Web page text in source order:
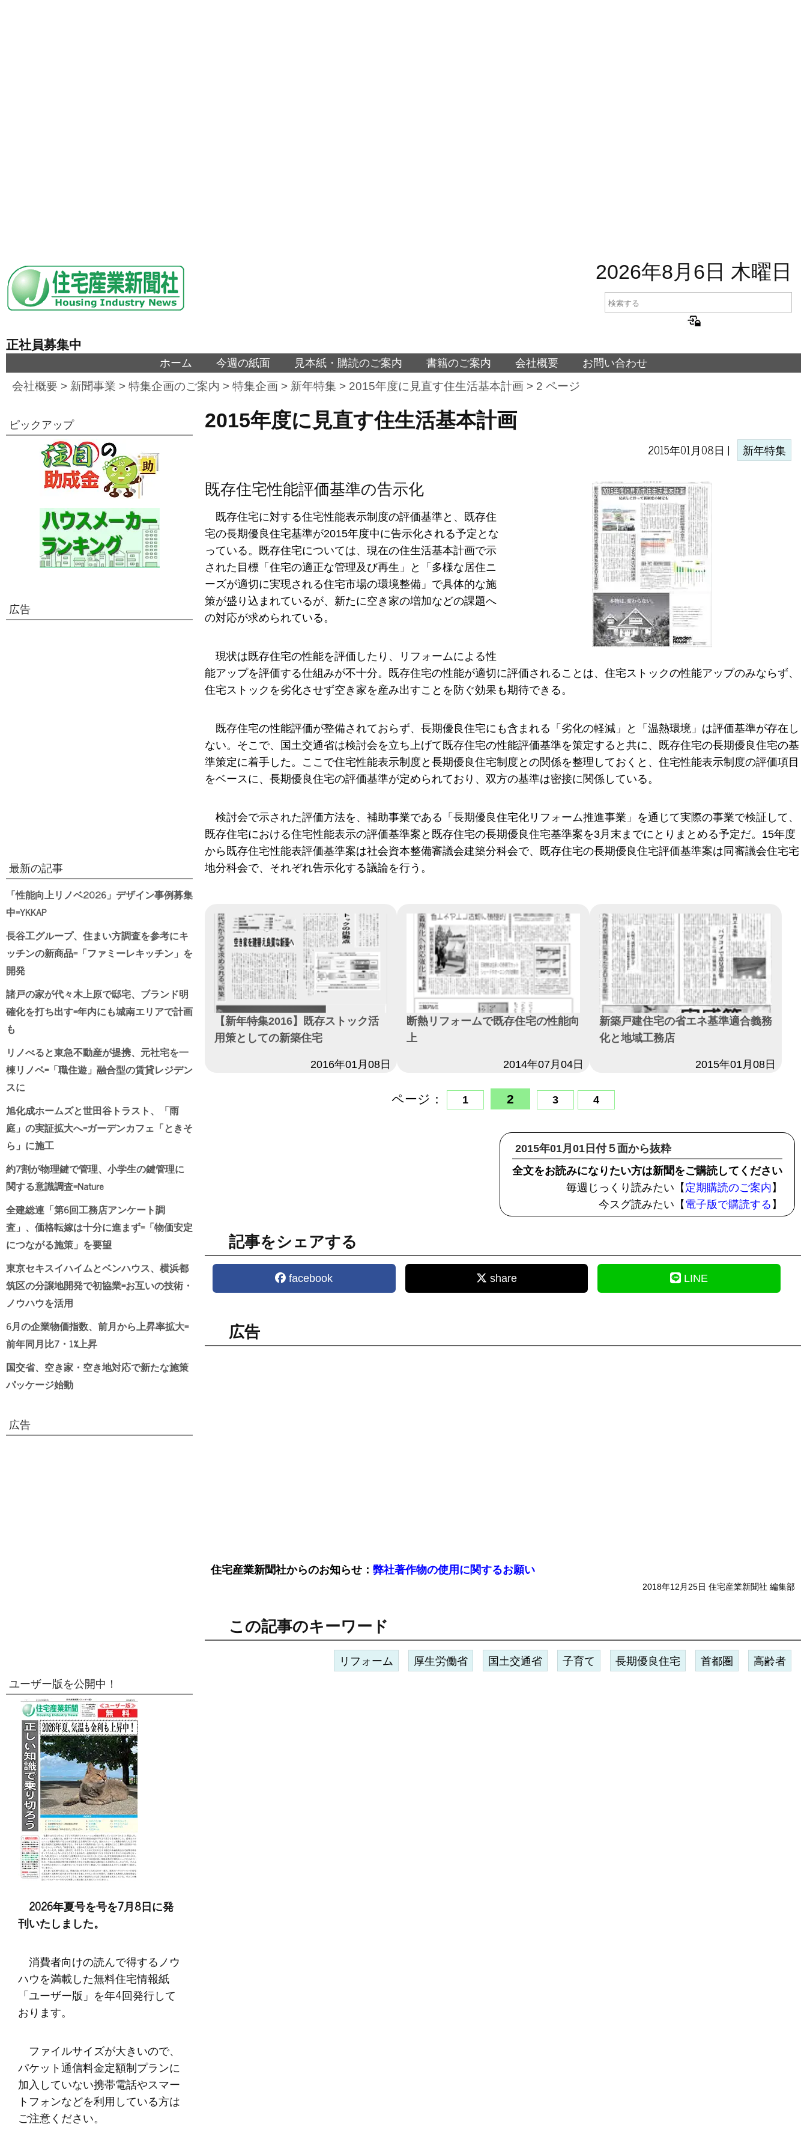
2026年8月6日 木曜日
正社員募集中
ホーム 今週の紙面 見本紙・購読のご案内 書籍のご案内 会社概要 お問い合わせ
会社概要 > 新聞事業 > 特集企画のご案内 > 特集企画 > 新年特集 > 2015年度に見直す住生活基本計画 > 2 ページ
2015年度に見直す住生活基本計画
2015年01月08日 | 新年特集
既存住宅性能評価基準の告示化
既存住宅に対する住宅性能表示制度の評価基準と、既存住
宅の長期優良住宅基準が2015年度中に告示化される予定とな
っている。既存住宅については、現在の住生活基本計画で示
された目標「住宅の適正な管理及び再生」と「多様な居住ニ
ーズが適切に実現される住宅市場の環境整備」で具体的な施
策が盛り込まれているが、新たに空き家の増加などの課題へ
の対応が求められている。
現状は既存住宅の性能を評価したり、リフォームによる性
能アップを評価する仕組みが不十分。既存住宅の性能が適切に評価されることは、住宅ストックの性能アップのみならず、
住宅ストックを劣化させず空き家を産み出すことを防ぐ効果も期待できる。
既存住宅の性能評価が整備されておらず、長期優良住宅にも含まれる「劣化の軽減」と「温熱環境」は評価基準が存在し
ない。そこで、国土交通省は検討会を立ち上げて既存住宅の性能評価基準を策定すると共に、既存住宅の長期優良住宅の基
準策定に着手した。ここで住宅性能表示制度と長期優良住宅制度との関係を整理しておくと、住宅性能表示制度の評価項目
をベースに、長期優良住宅の評価基準が定められており、双方の基準は密接に関係している。
検討会で示された評価方法を、補助事業である「長期優良住宅化リフォーム推進事業」を通じて実際の事業で検証して、
既存住宅における住宅性能表示の評価基準案と既存住宅の長期優良住宅基準案を3月末までにとりまとめる予定だ。15年度
から既存住宅性能表評価基準案は社会資本整備審議会建築分科会で、既存住宅の長期優良住宅評価基準案は同審議会住宅宅
地分科会で、それぞれ告示化する議論を行う。
【新年特集2016】既存ストック活
用策としての新築住宅
2016年01月08日
断熱リフォームで既存住宅の性能向
上
2014年07月04日
新築戸建住宅の省エネ基準適合義務
化と地域工務店
2015年01月08日
ページ： 1 2 3 4
2015年01月01日付５面から抜粋
全文をお読みになりたい方は新聞をご購読してください
毎週じっくり読みたい【 定期購読のご案内 】
今スグ読みたい【 電子版で購読する 】
記事をシェアする
facebook share LINE
広告
住宅産業新聞社からのお知らせ： 弊社著作物の使用に関するお願い
2018年12月25日 住宅産業新聞社 編集部
この記事のキーワード
リフォーム 厚生労働省 国土交通省 子育て 長期優良住宅 首都圏 高齢者
ピックアップ
広告
最新の記事
「性能向上リノベ2026」デザイン事例募集
中=YKKAP
長谷工グループ、住まい方調査を参考にキ
ッチンの新商品=「ファミーレキッチン」を
開発
諸戸の家が代々木上原で邸宅、ブランド明
確化を打ち出す=年内にも城南エリアで計画
も
リノべると東急不動産が提携、元社宅を一
棟リノベ=「職住遊」融合型の賃貸レジデン
スに
旭化成ホームズと世田谷トラスト、「雨
庭」の実証拡大へ=ガーデンカフェ「ときそ
ら」に施工
約7割が物理鍵で管理、小学生の鍵管理に
関する意識調査=Nature
全建総連「第6回工務店アンケート調
査」、価格転嫁は十分に進まず=「物価安定
につながる施策」を要望
東京セキスイハイムとベンハウス、横浜都
筑区の分譲地開発で初協業=お互いの技術・
ノウハウを活用
6月の企業物価指数、前月から上昇率拡大=
前年同月比7・1%上昇
国交省、空き家・空き地対応で新たな施策
パッケージ始動
広告
ユーザー版を公開中！
2026年夏号を号を7月8日に発
刊いたしました。
消費者向けの読んで得するノウ
ハウを満載した無料住宅情報紙
「ユーザー版」を年4回発行して
おります。
ファイルサイズが大きいので、
パケット通信料金定額制プランに
加入していない携帯電話やスマー
トフォンなどを利用している方は
ご注意ください。